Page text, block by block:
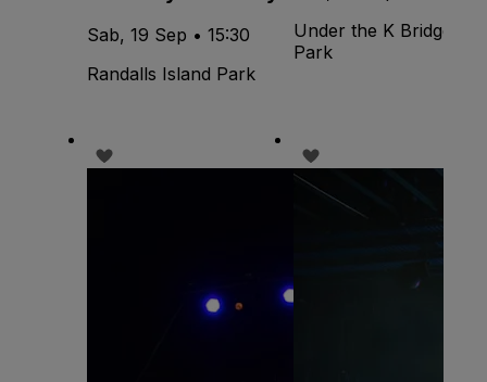
Sab, 19 Sep • 15:30
Randalls Island Park
Under the K Bridge
Park